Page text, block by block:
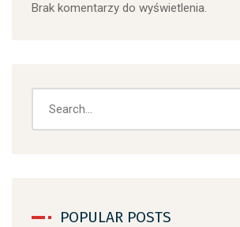
Brak komentarzy do wyświetlenia.
POPULAR POSTS